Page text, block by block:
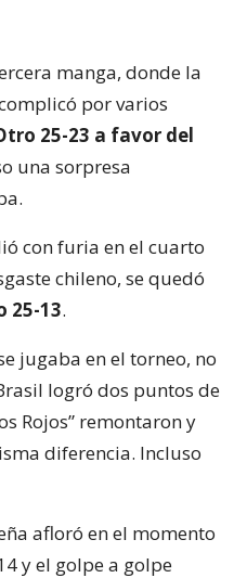
manga, donde la
por varios
25-23 a favor del
una sorpresa
con furia en el cuarto
chileno, se quedó
25-13.
jugaba en el torneo, no
logró dos puntos de
Rojos” remontaron y
diferencia. Incluso
afloró en el momento
y el golpe a golpe